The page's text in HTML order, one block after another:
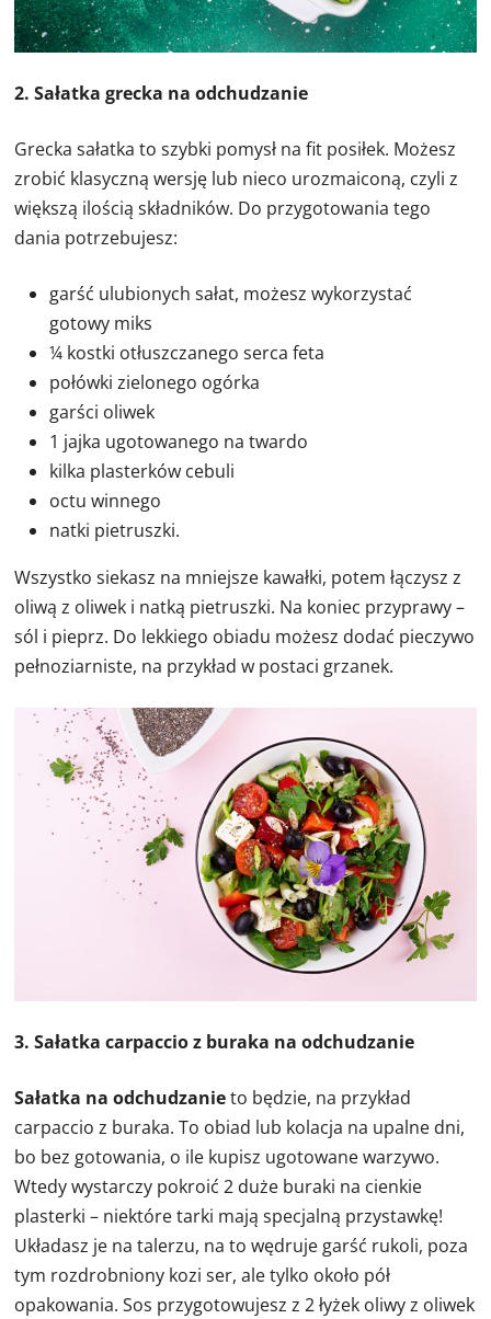
2. Sałatka grecka na odchudzanie
Grecka sałatka to szybki pomysł na fit posiłek. Możesz
zrobić klasyczną wersję lub nieco urozmaiconą, czyli z
większą ilością składników. Do przygotowania tego
dania potrzebujesz:
garść ulubionych sałat, możesz wykorzystać
gotowy miks
¼ kostki otłuszczanego serca feta
połówki zielonego ogórka
garści oliwek
1 jajka ugotowanego na twardo
kilka plasterków cebuli
octu winnego
natki pietruszki.
Wszystko siekasz na mniejsze kawałki, potem łączysz z
oliwą z oliwek i natką pietruszki. Na koniec przyprawy –
sól i pieprz. Do lekkiego obiadu możesz dodać pieczywo
pełnoziarniste, na przykład w postaci grzanek.
3. Sałatka carpaccio z buraka na odchudzanie
Sałatka na odchudzanieto będzie, na przykład
carpaccio z buraka. To obiad lub kolacja na upalne dni,
bo bez gotowania, o ile kupisz ugotowane warzywo.
Wtedy wystarczy pokroić 2 duże buraki na cienkie
plasterki – niektóre tarki mają specjalną przystawkę!
Układasz je na talerzu, na to wędruje garść rukoli, poza
tym rozdrobniony kozi ser, ale tylko około pół
opakowania. Sos przygotowujesz z 2 łyżek oliwy z oliwek